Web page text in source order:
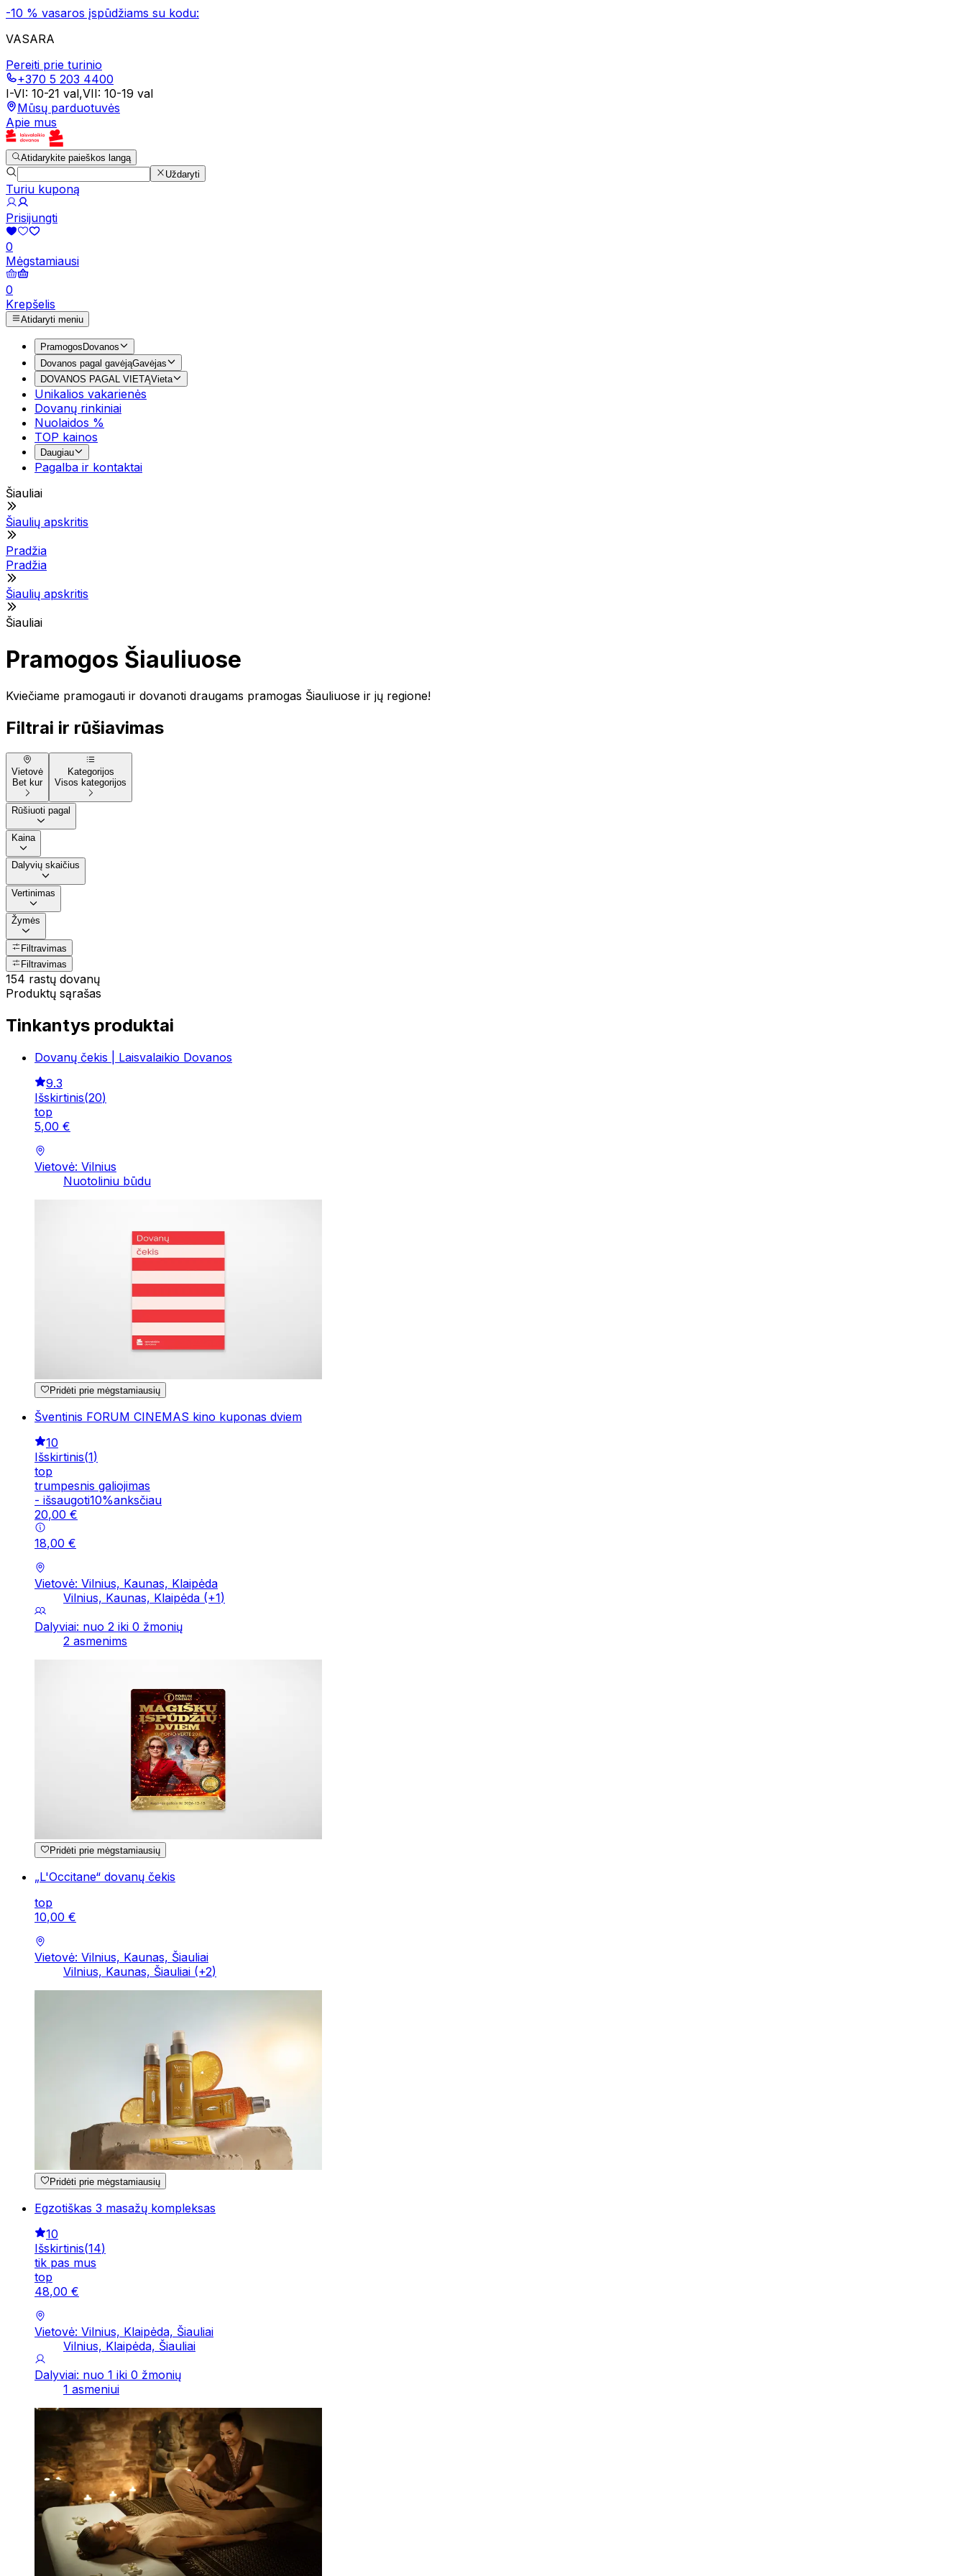
-10 % vasaros įspūdžiams su kodu:
VASARA
Pereiti prie turinio
+370 5 203 4400
I-VI: 10-21 val,VII: 10-19 val
Mūsų parduotuvės
Apie mus
Atidarykite paieškos langą
Uždaryti
Turiu kuponą
Prisijungti
0
Mėgstamiausi
0
Krepšelis
Atidaryti meniu
Pramogos Dovanos
Dovanos pagal gavėjąGavėjas
DOVANOS PAGAL VIETĄVieta
Unikalios vakarienės
Dovanų rinkiniai
Nuolaidos %
TOP kainos
Daugiau
Pagalba ir kontaktai
Šiauliai
Šiaulių apskritis
Pradžia
Pradžia
Šiaulių apskritis
Šiauliai
Pramogos Šiauliuose
Kviečiame pramogauti ir dovanoti draugams pramogas Šiauliuose ir jų regione!
Filtrai ir rūšiavimas
Vietovė
Bet kur
Kategorijos
Visos kategorijos
Rūšiuoti pagal
Kaina
Dalyvių skaičius
Vertinimas
Žymės
Filtravimas
Filtravimas
154 rastų dovanų
Produktų sąrašas
Tinkantys produktai
Dovanų čekis | Laisvalaikio Dovanos
9.3
Išskirtinis(20)
top
5,00 €
Vietovė: Vilnius
Nuotoliniu būdu
Pridėti prie mėgstamiausių
Šventinis FORUM CINEMAS kino kuponas dviem
10
Išskirtinis(1)
top
trumpesnis galiojimas
- išsaugoti10%anksčiau
20,00 €
18,00 €
Vietovė: Vilnius, Kaunas, Klaipėda
Vilnius, Kaunas, Klaipėda (+1)
Dalyviai: nuo 2 iki 0 žmonių
2 asmenims
Pridėti prie mėgstamiausių
„L'Occitane“ dovanų čekis
top
10,00 €
Vietovė: Vilnius, Kaunas, Šiauliai
Vilnius, Kaunas, Šiauliai (+2)
Pridėti prie mėgstamiausių
Egzotiškas 3 masažų kompleksas
10
Išskirtinis(14)
tik pas mus
top
48,00 €
Vietovė: Vilnius, Klaipėda, Šiauliai
Vilnius, Klaipėda, Šiauliai
Dalyviai: nuo 1 iki 0 žmonių
1 asmeniui